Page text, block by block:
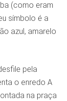
(como eram
símbolo é a
azul, amarelo
pela
o enredo A
na praça